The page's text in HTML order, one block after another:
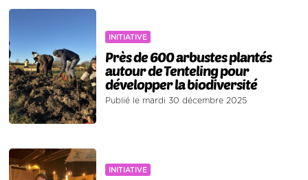
INITIATIVE
Près de 600 arbustes plantés
autour de Tenteling pour
développer la biodiversité
Publié le mardi 30 décembre 2025
INITIATIVE